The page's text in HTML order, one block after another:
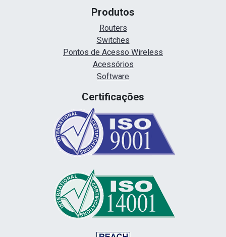
Produtos
Routers
Switches
Pontos de Acesso Wireless
Acessórios
Software
Certificações